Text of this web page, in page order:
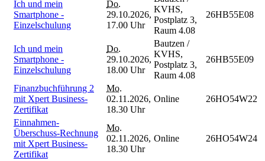
Ich und mein
Smartphone -
Einzelschulung
Do.
29.10.2026,
17.00 Uhr
KVHS,
Postplatz 3,
Raum 4.08
26HB55E08
Ich und mein
Smartphone -
Einzelschulung
Do.
29.10.2026,
18.00 Uhr
Bautzen /
KVHS,
Postplatz 3,
Raum 4.08
26HB55E09
Finanzbuchführung 2
mit Xpert Business-
Zertifikat
Mo.
02.11.2026,
18.30 Uhr
Online 26HO54W22
Einnahmen-
Überschuss-Rechnung
mit Xpert Business-
Zertifikat
Mo.
02.11.2026,
18.30 Uhr
Online 26HO54W24